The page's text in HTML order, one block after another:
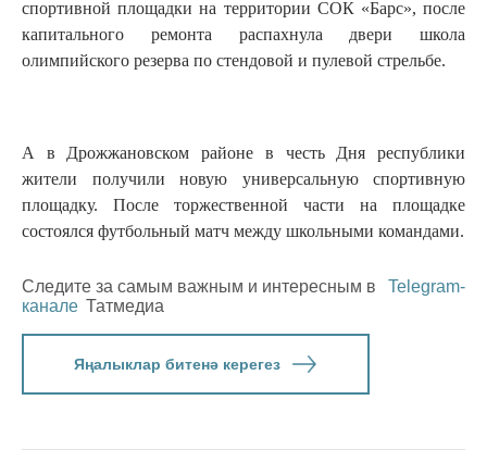
спортивной площадки на территории СОК «Барс», после
капитального ремонта распахнула двери школа
олимпийского резерва по стендовой и пулевой стрельбе.
А в Дрожжановском районе в честь Дня республики
жители получили новую универсальную спортивную
площадку. После торжественной части на площадке
состоялся футбольный матч между школьными командами.
Следите за самым важным и интересным в
Telegram-
канале Татмедиа
Яңалыклар битенә керегез